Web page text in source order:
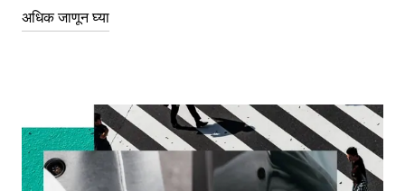
अधिक जाणून घ्या